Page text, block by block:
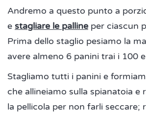
Andremo a questo punto a
e stagliare le pallineper ciascun
Prima dello staglio pesiamo la
avere almeno 6 panini trai i 100
Stagliamo tutti i panini e
che allineiamo sulla spianatoia e
la pellicola per non farli seccare;